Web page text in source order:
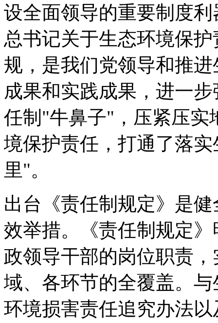
设全面领导的重要制度
总书记关于生态环境保
规，是我们党领导和推
成果和实践成果，进一
任制"牛鼻子"，压紧压实
境保护责任，打通了落
里"。
出台《责任制规定》是
效举措。《责任制规定
政领导干部的岗位职责
域、各环节的全覆盖。
环境损害责任追究办法